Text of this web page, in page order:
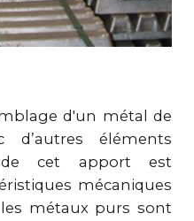
d'un métal de
d’autres éléments
cet apport est
mécaniques
métaux purs sont